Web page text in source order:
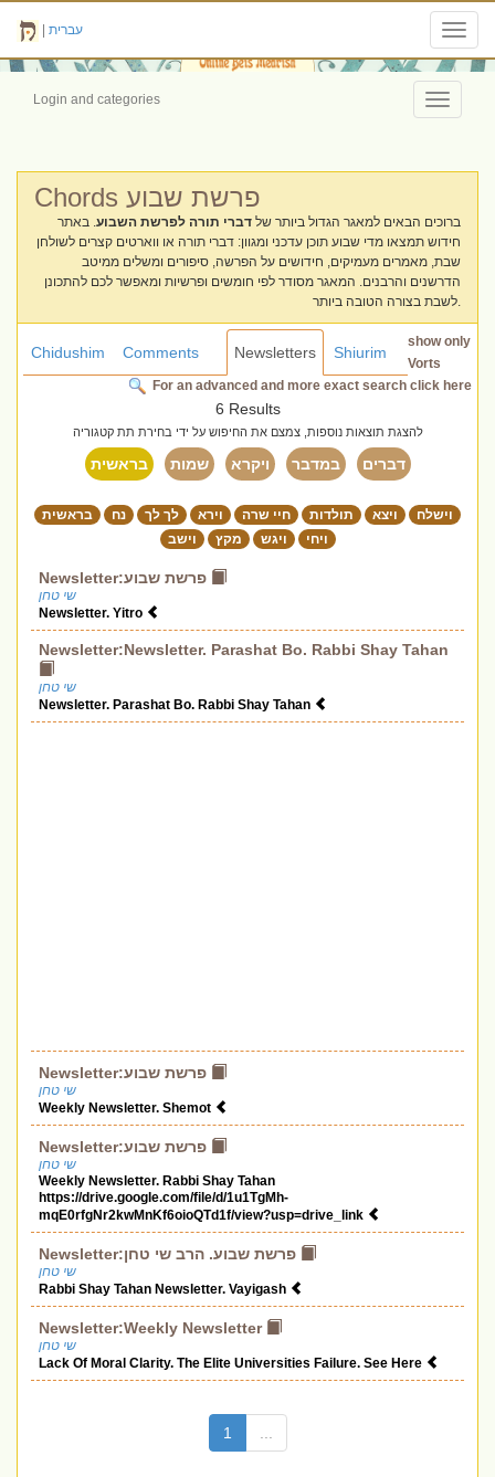
עברית
Toggle
Login and categories
Chords פרשת שבוע
ברוכים הבאים למאגר הגדול ביותר של דברי תורה לפרשת השבוע. באתר
חידוש תמצאו מדי שבוע תוכן עדכני ומגוון: דברי תורה או ווארטים קצרים לשולחן
שבת, מאמרים מעמיקים, חידושים על הפרשה, סיפורים ומשלים ממיטב
הדרשנים והרבנים. המאגר מסודר לפי חומשים ופרשיות ומאפשר לכם להתכונן
לשבת בצורה הטובה ביותר.
Chidushim Shiurim
Newsletters
Comments
For an advanced and more exact search click here
show only
Vorts
6 Results
להצגת תוצאות נוספות, צמצם את החיפוש על ידי בחירת תת קטגוריה
בראשית שמות ויקרא במדבר דברים
בראשית נח לך לך וירא חיי שרה תולדות ויצא
וישלח
וישב
מקץ ויגש ויחי
שי טחן
Newsletter. Yitro
Newsletter:Newsletter. Parashat Bo. Rabbi Shay Tahan
שי טחן
Newsletter. Parashat Bo. Rabbi Shay Tahan
שי טחן
Weekly Newsletter. Shemot
שי טחן
Weekly Newsletter. Rabbi Shay Tahan
https://drive.google.com/file/d/1u1TgMh-
mqE0rfgNr2kwMnKf6oioQTd1f/view?usp=drive_link
שי טחן
Rabbi Shay Tahan Newsletter. Vayigash
Newsletter:Weekly Newsletter
שי טחן
Lack Of Moral Clarity. The Elite Universities Failure. See Here
1